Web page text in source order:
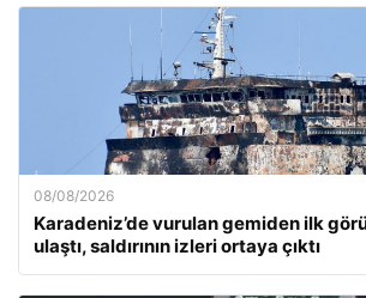
08/08/2026
Karadeniz’de vurulan gemiden ilk
ulaştı, saldırının izleri ortaya çıktı